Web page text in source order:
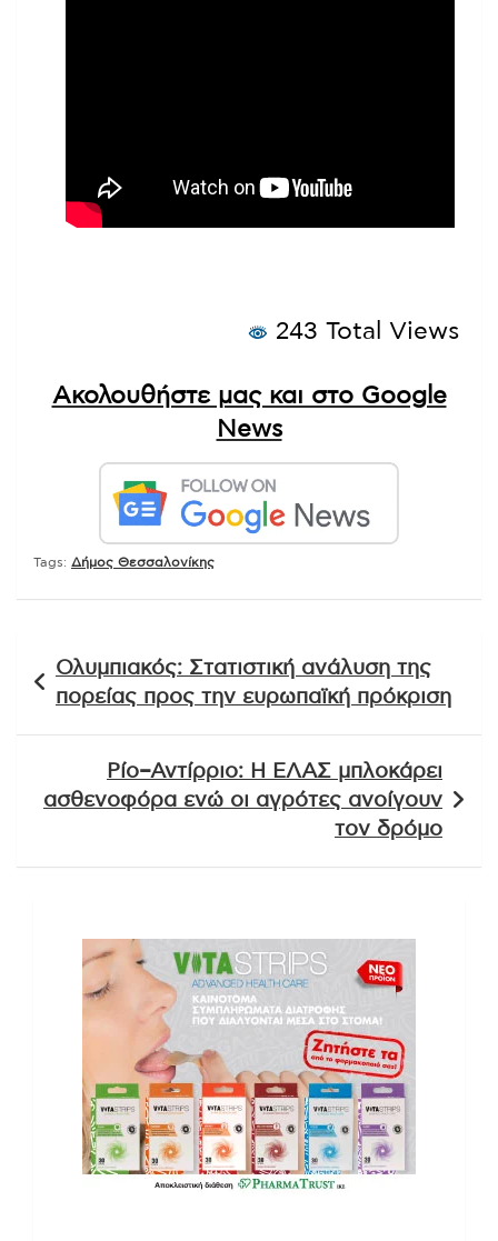
243 Total Views
Ακολουθήστε μας και στο Google
News
Tags: Δήμος Θεσσαλονίκης
άρθρων
Ολυμπιακός: Στατιστική ανάλυση της
πορείας προς την ευρωπαϊκή πρόκριση
Ρίο–Αντίρριο: Η ΕΛΑΣ μπλοκάρει
ασθενοφόρα ενώ οι αγρότες ανοίγουν
τον δρόμο